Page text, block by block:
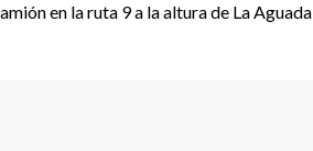
en la ruta 9 a la altura de La Aguada